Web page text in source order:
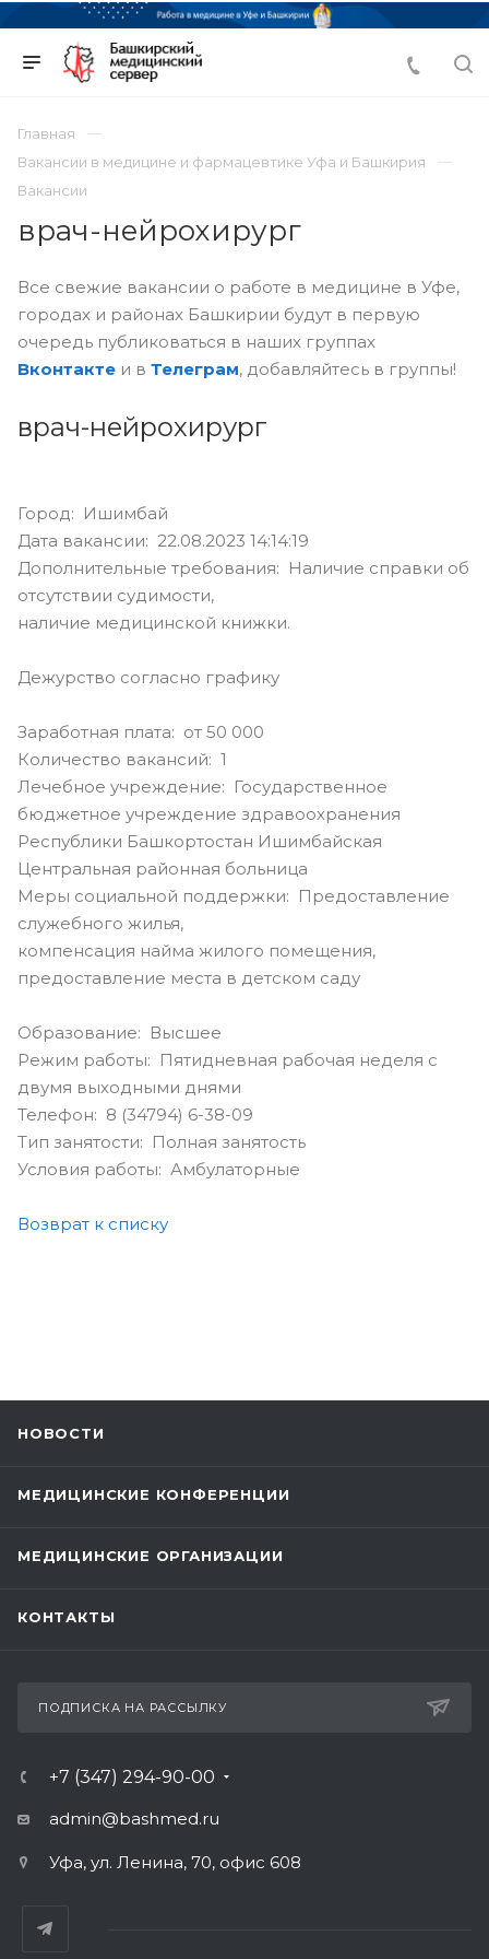
Главная
Вакансии в медицине и фармацевтике Уфа и Башкирия
Вакансии
врач-нейрохирург
Все свежие вакансии о работе в медицине в Уфе,
городах и районах Башкирии будут в первую
очередь публиковаться в наших группах
Вконтакте и в Телеграм, добавляйтесь в группы!
врач-нейрохирург
Город: Ишимбай
Дата вакансии: 22.08.2023 14:14:19
Дополнительные требования: Наличие справки об
отсутствии судимости,
наличие медицинской книжки.
Дежурство согласно графику
Заработная плата: от 50 000
Количество вакансий: 1
Лечебное учреждение: Государственное
бюджетное учреждение здравоохранения
Республики Башкортостан Ишимбайская
Центральная районная больница
Меры социальной поддержки: Предоставление
служебного жилья,
компенсация найма жилого помещения,
предоставление места в детском саду
Образование: Высшее
Режим работы: Пятидневная рабочая неделя с
двумя выходными днями
Телефон: 8 (34794) 6-38-09
Тип занятости: Полная занятость
Условия работы: Амбулаторные
Возврат к списку
НОВОСТИ
МЕДИЦИНСКИЕ КОНФЕРЕНЦИИ
МЕДИЦИНСКИЕ ОРГАНИЗАЦИИ
КОНТАКТЫ
ПОДПИСКА НА РАССЫЛКУ
+7 (347) 294-90-00
admin@bashmed.ru
Уфа, ул. Ленина, 70, офис 608